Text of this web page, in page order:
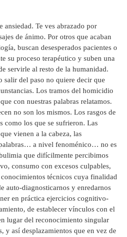
ansiedad. Te ves abrazado por
de ánimo. Por otros que acaban
buscan desesperados pacientes o
su proceso terapéutico y suben una
servirle al resto de la humanidad.
salir del paso no quiere decir que
Los tramos del homicidio
con nuestras palabras relatamos.
no son los mismos. Los rasgos de
como los que se sufrieron. Las
vienen a la cabeza, las
a nivel fenoménico… no es
que difícilmente percibimos
consumo con excesos culpables,
técnicos cuya finalidad
auto-diagnosticarnos y enredarnos
en práctica ejercicios cognitivo-
de establecer vínculos con el
lugar del reconocimiento singular
y así desplazamientos que en vez de